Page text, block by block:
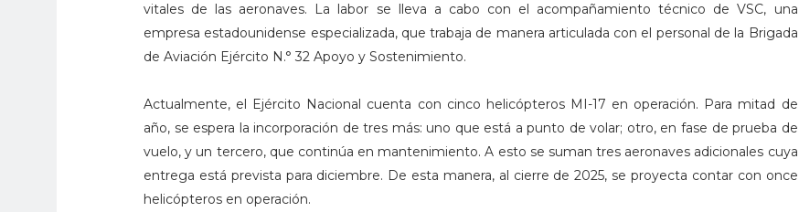
vitales de las aeronaves. La labor se lleva a cabo con el acompañamiento técnico de VSC, una
empresa estadounidense especializada, que trabaja de manera articulada con el personal de la Brigada
de Aviación Ejército N.° 32 Apoyo y Sostenimiento.
Actualmente, el Ejército Nacional cuenta con cinco helicópteros MI-17 en operación. Para mitad de
año, se espera la incorporación de tres más: uno que está a punto de volar; otro, en fase de prueba de
vuelo, y un tercero, que continúa en mantenimiento. A esto se suman tres aeronaves adicionales cuya
entrega está prevista para diciembre. De esta manera, al cierre de 2025, se proyecta contar con once
helicópteros en operación.